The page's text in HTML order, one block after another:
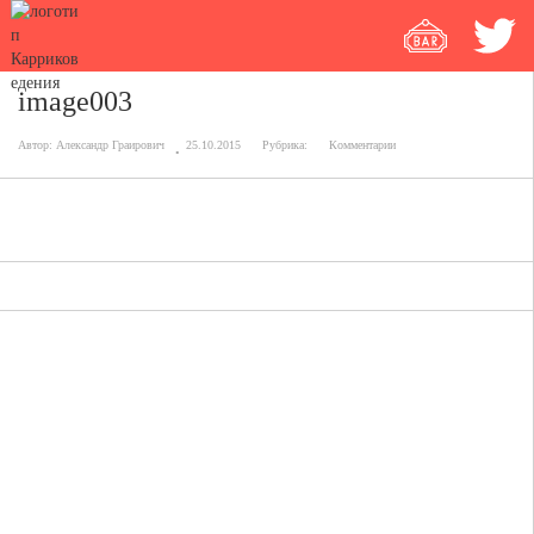
image003
Автор: Александр Граирович 25.10.2015 Рубрика: Комментарии